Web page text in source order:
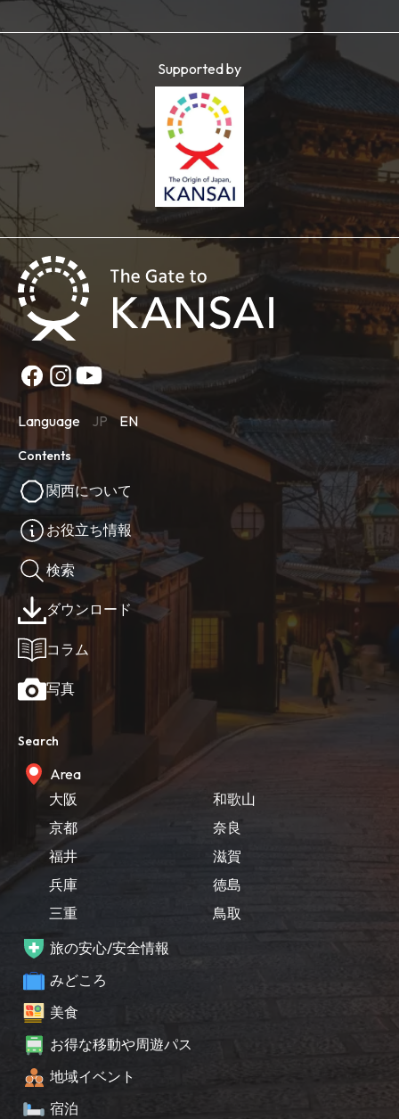
Supported by
Language JP EN
Contents
関西について
お役立ち情報
検索
ダウンロード
コラム
写真
Search
Area
大阪
京都
福井
兵庫
三重
和歌山
奈良
滋賀
徳島
鳥取
旅の安心/安全情報
みどころ
美食
お得な移動や周遊パス
地域イベント
宿泊